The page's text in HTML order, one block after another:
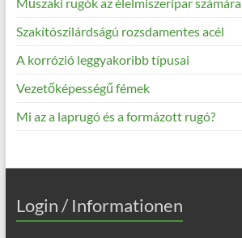
Szakítószilárdságú rozsdamentes acél
A korrózió leggyakoribb típusai
Vezetőképességű fémek
Mi az a laprugó és a formázott rugó?
Login / Informationen